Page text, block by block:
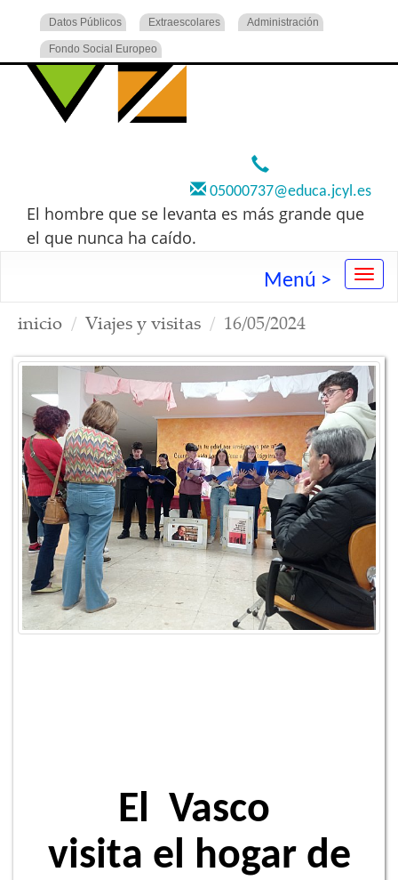
Datos Públicos Extraescolares Administración
Fondo Social Europeo
05000737@educa.jcyl.es
El hombre que se levanta es más grande que
el que nunca ha caído.
Menú >
inicio Viajes y visitas 16/05/2024
El Vasco
visita el hogar de